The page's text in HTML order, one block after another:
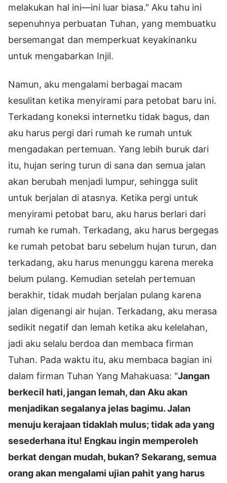
melakukan hal ini—ini luar biasa." Aku tahu ini
sepenuhnya perbuatan Tuhan, yang membuatku
bersemangat dan memperkuat keyakinanku
untuk mengabarkan Injil.
Namun, aku mengalami berbagai macam
kesulitan ketika menyirami para petobat baru ini.
Terkadang koneksi internetku tidak bagus, dan
aku harus pergi dari rumah ke rumah untuk
mengadakan pertemuan. Yang lebih buruk dari
itu, hujan sering turun di sana dan semua jalan
akan berubah menjadi lumpur, sehingga sulit
untuk berjalan di atasnya. Ketika pergi untuk
menyirami petobat baru, aku harus berlari dari
rumah ke rumah. Terkadang, aku harus bergegas
ke rumah petobat baru sebelum hujan turun, dan
terkadang, aku harus menunggu karena mereka
belum pulang. Kemudian setelah pertemuan
berakhir, tidak mudah berjalan pulang karena
jalan digenangi air hujan. Terkadang, aku merasa
sedikit negatif dan lemah ketika aku kelelahan,
jadi aku selalu berdoa dan membaca firman
Tuhan. Pada waktu itu, aku membaca bagian ini
dalam firman Tuhan Yang Mahakuasa: "Jangan
berkecil hati, jangan lemah, dan Aku akan
menjadikan segalanya jelas bagimu. Jalan
menuju kerajaan tidaklah mulus; tidak ada yang
sesederhana itu! Engkau ingin memperoleh
berkat dengan mudah, bukan? Sekarang, semua
orang akan mengalami ujian pahit yang harus